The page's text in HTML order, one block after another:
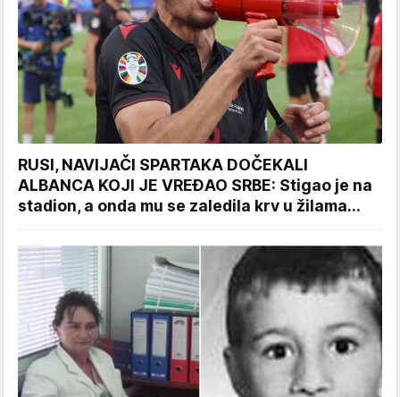
RUSI, NAVIJAČI SPARTAKA DOČEKALI
ALBANCA KOJI JE VREĐAO SRBE: Stigao je na
stadion, a onda mu se zaledila krv u žilama...